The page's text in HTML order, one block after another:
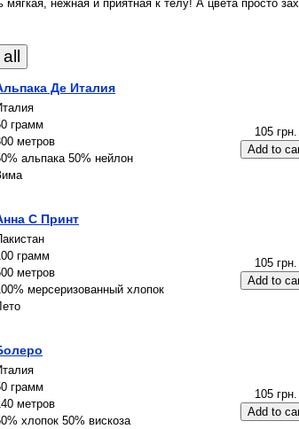
мягкая, нежная и приятная к телу! А цвета просто
Де Италия
грамм
метров
альпака 50% нейлон
105 грн.
С Принт
грамм
метров
мерсеризованный хлопок
105 грн.
грамм
метров
хлопок 50% вискоза
105 грн.